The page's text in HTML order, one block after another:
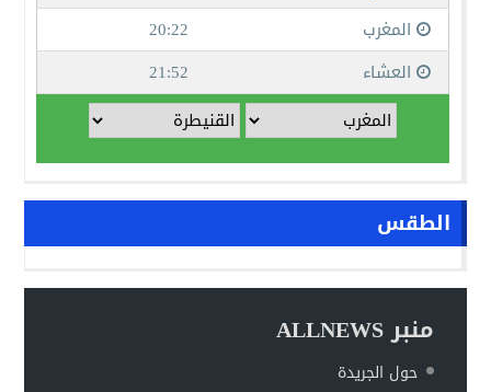
الطقس
منبر ALLNEWS
حول الجريدة